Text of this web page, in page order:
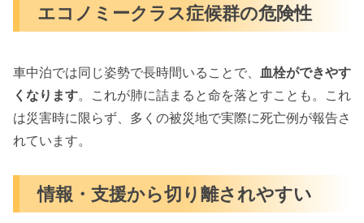
エコノミークラス症候群の危険性
車中泊では同じ姿勢で長時間いることで、 血栓ができやす
くなります。これが肺に詰まると命を落とすことも。これ
は災害時に限らず、多くの被災地で実際に死亡例が報告さ
れています。
情報・支援から切り離されやすい